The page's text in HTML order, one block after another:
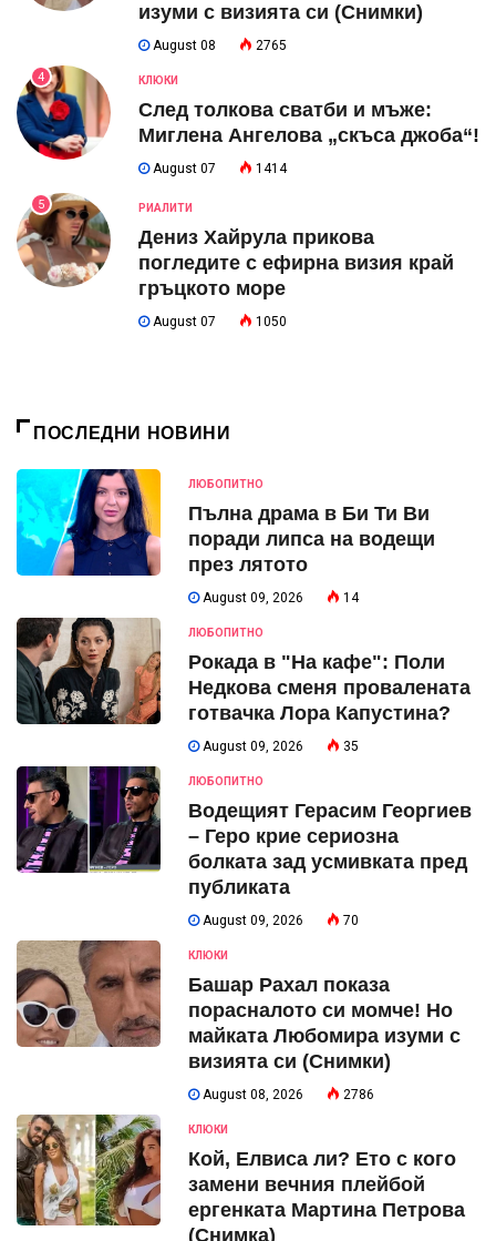
изуми с визията си (Снимки)
August 08 2765
4 КЛЮКИ
След толкова сватби и мъже:
Миглена Ангелова „скъса джоба“!
August 07 1414
5 РИАЛИТИ
Дениз Хайрула прикова
погледите с ефирна визия край
гръцкото море
August 07 1050
ПОСЛЕДНИ НОВИНИ
ЛЮБОПИТНО
Пълна драма в Би Ти Ви
поради липса на водещи
през лятото
August 09, 2026 14
ЛЮБОПИТНО
Рокада в "На кафе": Поли
Недкова сменя провалената
готвачка Лора Капустина?
August 09, 2026 35
ЛЮБОПИТНО
Водещият Герасим Георгиев
– Геро крие сериозна
болката зад усмивката пред
публиката
August 09, 2026 70
КЛЮКИ
Башар Рахал показа
порасналото си момче! Но
майката Любомира изуми с
визията си (Снимки)
August 08, 2026 2786
КЛЮКИ
Кой, Елвиса ли? Ето с кого
замени вечния плейбой
ергенката Мартина Петрова
(Снимка)